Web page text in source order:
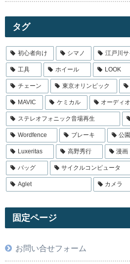
タグ
初心者向け シマノ 江戸川
工具 ホイール LOOK
チェーン 東京オリンピック
MAVIC ケミカル オーディ
ステレオフォニック音場再生
Wordfence ブレーキ 公園
Luxeritas 高野秀行 漫画
バッグ サイクルコンピュータ
Aglet カメラ
固定ページ
お問い合せフォーム